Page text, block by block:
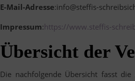
E-Mail-Adresse:info@steffis-
Impressum:https://www.steffis-
Übersicht der
Die nachfolgende Übersicht fasst